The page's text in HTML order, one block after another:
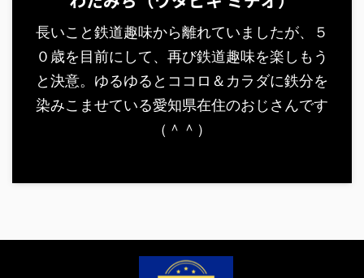
長いこと鉄道趣味から離れていましたが、５
０歳を目前にして、再び鉄道趣味を楽しもう
と決意。ゆるゆるとココロ＆カラダに鉄分を
染みこませている愛知県在住のおじさんです
（＾＾）